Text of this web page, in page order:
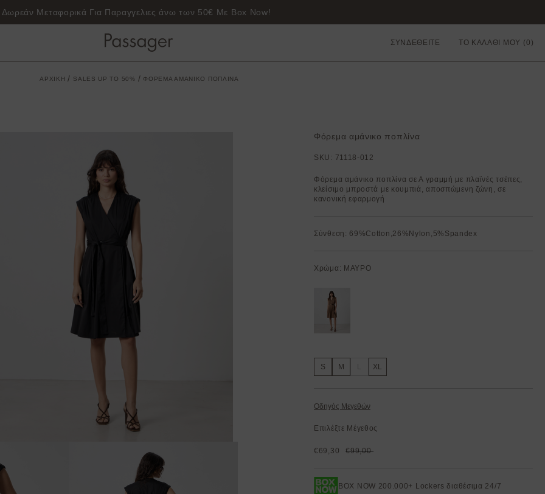
Δωρεάν Μεταφορικά Για Παραγγελιες άνω των 50€ Με Box Now!
ΣΥΝΔΕΘΕΙΤΕ ΤΟ ΚΑΛΑΘΙ ΜΟΥ
ΑΡΧΙΚΗ / SALES UP TO 50% / ΦΟΡΕΜΑ ΑΜΑΝΙΚΟ ΠΟΠΛΙΝΑ
Φόρεμα αμάνικο ποπλίνα
SKU: 71118-012
Φόρεμα αμάνικο ποπλίνα σε Α γραμμή με πλαϊνές τσέπες,
κλείσιμο μπροστά με κουμπιά, αποσπώμενη ζώνη, σε
κανονική εφαρμογή
Σύνθεση: 69%Cotton,26%Nylon,5%Spandex
Χρώμα: ΜΑΥΡΟ
S M XL
Οδηγός Μεγεθών
Επιλέξτε Μέγεθος
€69,30 €99,00
BOX NOW 200.000+ Lockers διαθέσιμα 24/7